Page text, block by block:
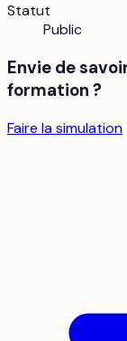
Statut
Public
Envie de
formation ?
Faire la simulation